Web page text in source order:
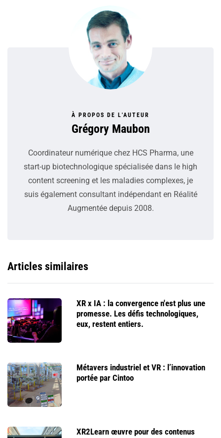
À PROPOS DE L'AUTEUR
Grégory Maubon
Coordinateur numérique chez HCS Pharma, une
start-up biotechnologique spécialisée dans le high
content screening et les maladies complexes, je
suis également consultant indépendant en Réalité
Augmentée depuis 2008.
Articles similaires
XR x IA : la convergence n'est plus une
promesse. Les défis technologiques,
eux, restent entiers.
Métavers industriel et VR : l’innovation
portée par Cintoo
XR2Learn œuvre pour des contenus